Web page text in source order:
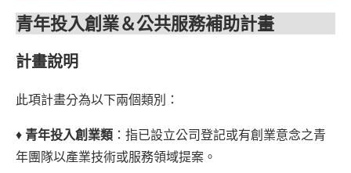
青年投入創業＆公共服務補助計畫
計畫說明
此項計畫分為以下兩個類別：
♦︎ 青年投入創業類 ：指已設立公司登記或有創業意念之青
年團隊以產業技術或服務領域提案。